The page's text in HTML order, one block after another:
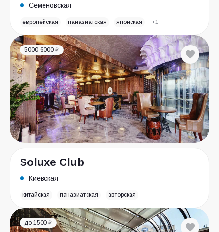
Семёновская
европейская паназиатская японская +1
5000-6000 ₽
Soluxe Club
Киевская
китайская паназиатская авторская
до 1500 ₽